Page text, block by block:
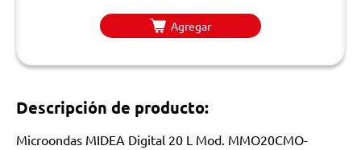
Agregar
Descripción de producto:
Microondas MIDEA Digital 20 L Mod. MMO20CMO-